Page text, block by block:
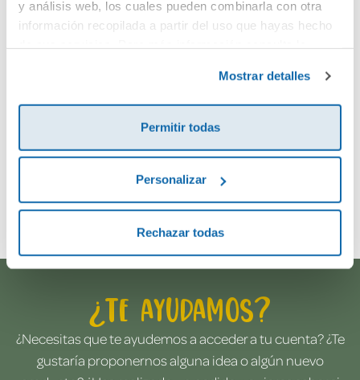
y análisis web, los cuales pueden combinarla con otra
información recopilada a partir del uso que hayas hecho
Mostrar detalles
Permitir todas
Personalizar
Rechazar todas
Debes iniciar sesión para poder valorarlo
Envía tu opinión
¿Te ayudamos?
¿Necesitas que te ayudemos a acceder a tu cuenta? ¿Te
gustaría proponernos alguna idea o algún nuevo